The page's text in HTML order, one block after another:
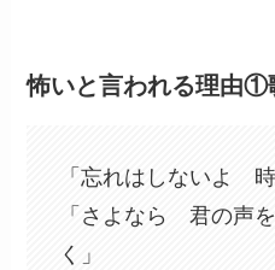
怖いと言われる理由①
「忘れはしないよ 時
「さよなら 君の声
く」